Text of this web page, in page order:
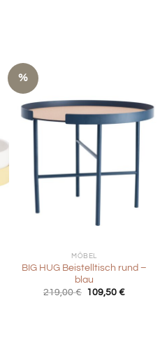
%
MÖBEL
BIG HUG Beistelltisch rund –
blau
219,00€ Ursprünglicher
109,50€Aktueller